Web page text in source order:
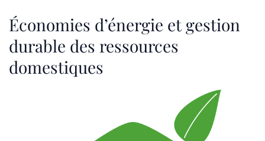
Économies d’énergie et gestion
durable des ressources
domestiques